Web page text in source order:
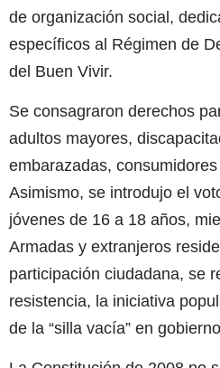
de organización social,
específicos al Régimen de
del Buen Vivir.
Se consagraron derechos
adultos mayores,
embarazadas,
Asimismo, se introdujo el
jóvenes de 16 a 18 años,
Armadas y extranjeros
participación ciudadana, se
resistencia, la iniciativa
de la “silla vacía” en